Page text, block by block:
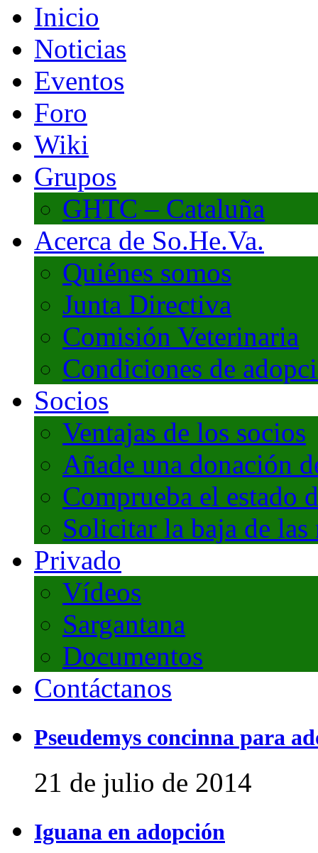
Inicio
Noticias
Eventos
Foro
Wiki
Grupos
GHTC – Cataluña
Acerca de So.He.Va.
Quiénes somos
Junta Directiva
Comisión Veterinaria
Condiciones de
Socios
Ventajas de los socios
Añade una donación
Comprueba el estado
Solicitar la baja de
Privado
Vídeos
Sargantana
Documentos
Contáctanos
Pseudemys concinna para
21 de julio de 2014
Iguana en adopción